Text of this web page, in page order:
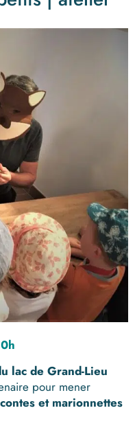
lac de Grand-Lieu
pour mener
et marionnettes